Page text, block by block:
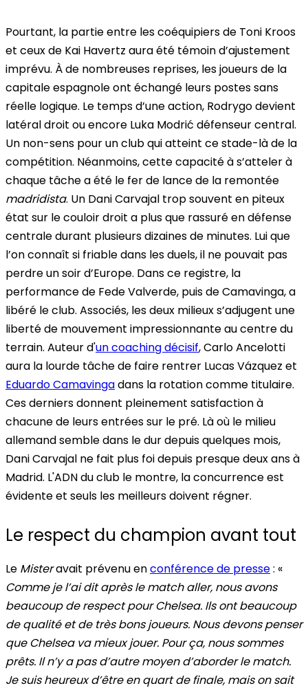
Pourtant, la partie entre les coéquipiers de Toni Kroos
et ceux de Kai Havertz aura été témoin d’ajustement
imprévu. À de nombreuses reprises, les joueurs de la
capitale espagnole ont échangé leurs postes sans
réelle logique. Le temps d’une action, Rodrygo devient
latéral droit ou encore Luka Modrić défenseur central.
Un non-sens pour un club qui atteint ce stade-là de la
compétition. Néanmoins, cette capacité à s’atteler à
chaque tâche a été le fer de lance de la remontée
madridista. Un Dani Carvajal trop souvent en piteux
état sur le couloir droit a plus que rassuré en défense
centrale durant plusieurs dizaines de minutes. Lui que
l’on connaît si friable dans les duels, il ne pouvait pas
perdre un soir d’Europe. Dans ce registre, la
performance de Fede Valverde, puis de Camavinga, a
libéré le club. Associés, les deux milieux s’adjugent une
liberté de mouvement impressionnante au centre du
terrain. Auteur d'un coaching décisif, Carlo Ancelotti
aura la lourde tâche de faire rentrer Lucas Vázquez et
Eduardo Camavingadans la rotation comme titulaire.
Ces derniers donnent pleinement satisfaction à
chacune de leurs entrées sur le pré. Là où le milieu
allemand semble dans le dur depuis quelques mois,
Dani Carvajal ne fait plus foi depuis presque deux ans à
Madrid. L'ADN du club le montre, la concurrence est
évidente et seuls les meilleurs doivent régner.
Le respect du champion avant tout
Le Misteravait prévenu enconférence de presse: «
Comme je l’ai dit après le match aller, nous avons
beaucoup de respect pour Chelsea. Ils ont beaucoup
de qualité et de très bons joueurs. Nous devons penser
que Chelsea va mieux jouer. Pour ça, nous sommes
prêts. Il n’y a pas d’autre moyen d’aborder le match.
Je suis heureux d’être en quart de finale, mais on sait